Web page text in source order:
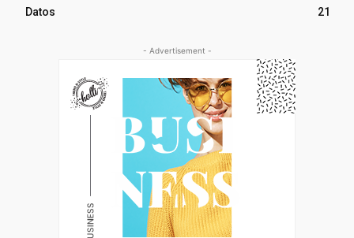
Datos
21
- Advertisement -